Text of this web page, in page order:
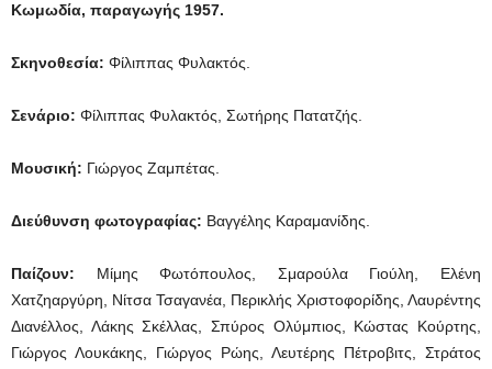
Κωμωδία, παραγωγής 1957.
Σκηνοθεσία: Φίλιππας Φυλακτός.
Σενάριο: Φίλιππας Φυλακτός, Σωτήρης Πατατζής.
Μουσική: Γιώργος Ζαμπέτας.
Διεύθυνση φωτογραφίας: Βαγγέλης Καραμανίδης.
Παίζουν: Μίμης Φωτόπουλος, Σμαρούλα Γιούλη, Ελένη
Χατζηαργύρη, Νίτσα Τσαγανέα, Περικλής Χριστοφορίδης, Λαυρέντης
Διανέλλος, Λάκης Σκέλλας, Σπύρος Ολύμπιος, Κώστας Κούρτης,
Γιώργος Λουκάκης, Γιώργος Ρώης, Λευτέρης Πέτροβιτς, Στράτος